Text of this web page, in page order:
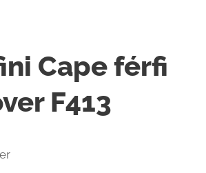
Cape férfi
F413